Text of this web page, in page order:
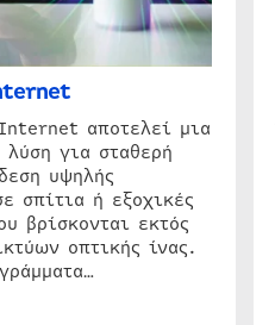
αποτελεί μια
λύση για σταθερή
υψηλής
σπίτια ή εξοχικές
βρίσκονται εκτός
οπτικής ίνας.